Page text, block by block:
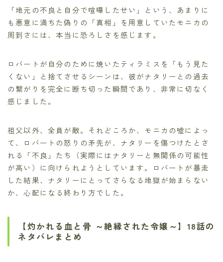
「地元の不良と自分で喧嘩したせい」という、あまりに
も悪意に満ちた偽りの「真相」を用意していたモニカの
周到さには、本当に恐ろしさを感じます。
ロバートが自分のために焼いたティラミスを「もう見た
くない」と捨てさせるシーンは、彼がナタリーとの過去
の繋がりを完全に断ち切った瞬間であり、非常に切なく
感じました。
祖父以外、全員が敵。それどころか、モニカの嘘によっ
て、ロバートの怒りの矛先が、ナタリーを傷つけたとさ
れる「不良」たち（実際にはナタリーと無関係の可能性
が高い）に向けられようとしています。ロバートが暴走
した結果、ナタリーにとってさらなる地獄が始まらない
か、心配になる終わり方でした。
【灼かれる血と骨 ～絶縁された令嬢～】18話の
ネタバレまとめ